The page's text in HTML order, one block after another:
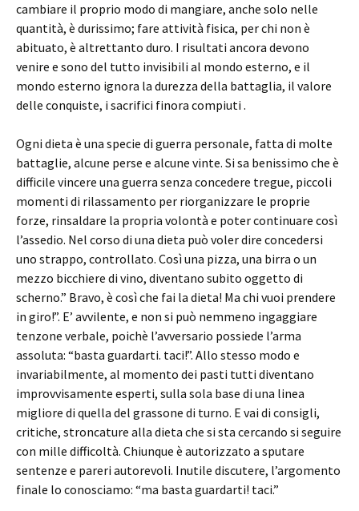
cambiare il proprio modo di mangiare, anche solo nelle
quantità, è durissimo; fare attività fisica, per chi non è
abituato, è altrettanto duro. I risultati ancora devono
venire e sono del tutto invisibili al mondo esterno, e il
mondo esterno ignora la durezza della battaglia, il valore
delle conquiste, i sacrifici finora compiuti .
Ogni dieta è una specie di guerra personale, fatta di molte
battaglie, alcune perse e alcune vinte. Si sa benissimo che è
difficile vincere una guerra senza concedere tregue, piccoli
momenti di rilassamento per riorganizzare le proprie
forze, rinsaldare la propria volontà e poter continuare così
l’assedio. Nel corso di una dieta può voler dire concedersi
uno strappo, controllato. Così una pizza, una birra o un
mezzo bicchiere di vino, diventano subito oggetto di
scherno.” Bravo, è così che fai la dieta! Ma chi vuoi prendere
in giro!”. E’ avvilente, e non si può nemmeno ingaggiare
tenzone verbale, poichè l’avversario possiede l’arma
assoluta: “basta guardarti. taci!”. Allo stesso modo e
invariabilmente, al momento dei pasti tutti diventano
improvvisamente esperti, sulla sola base di una linea
migliore di quella del grassone di turno. E vai di consigli,
critiche, stroncature alla dieta che si sta cercando si seguire
con mille difficoltà. Chiunque è autorizzato a sputare
sentenze e pareri autorevoli. Inutile discutere, l’argomento
finale lo conosciamo: “ma basta guardarti! taci.”